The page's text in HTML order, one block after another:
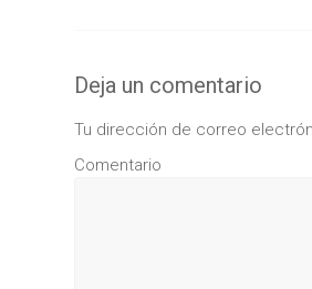
Deja un comentario
Tu dirección de correo
Comentario